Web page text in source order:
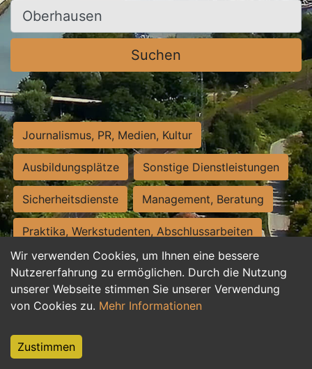
Wir verwenden Cookies, um Ihnen eine bessere
Nutzererfahrung zu ermöglichen. Durch die Nutzung
unserer Webseite stimmen Sie unserer Verwendung
von Cookies zu. Mehr Informationen
Zustimmen
Ort, Stadt
Suchen
Journalismus, PR, Medien, Kultur
Ausbildungsplätze Sonstige Dienstleistungen
Sicherheitsdienste Management, Beratung
Praktika, Werkstudenten, Abschlussarbeiten
Personalwesen Assistenz, Sekretariat
Hilfskräfte, Aushilfs- und Nebenjobs
Weiterbildung, Studium, duale Ausbildung